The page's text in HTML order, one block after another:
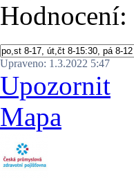
Hodnocení:
Upraveno: 1.3.2022 5:47
Upozornit
Mapa